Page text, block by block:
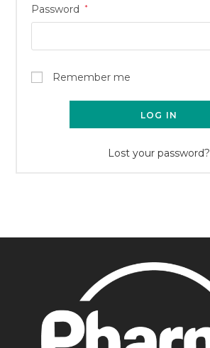
Password *
Remember me
LOG IN
Lost your password?